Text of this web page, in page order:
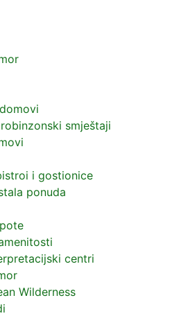
smještaji
i gostionice
ponuda
centri
Wilderness